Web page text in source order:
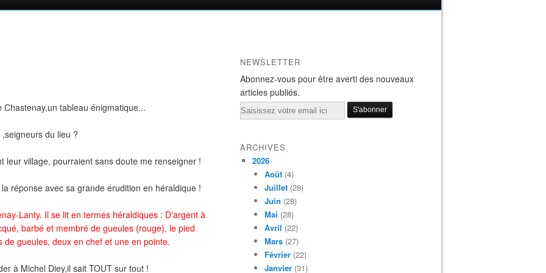
tableau énigmatique...
du lieu ?
leur village, pourraient sans doute me renseigner !
réponse avec sa grande érudition en héraldique !
Lanty. Il se lit en termes héraldiques : D'argent à
barbé et membré de gueules (rouge), le pied
gueules, deux en chef et une en pointe.
à Michel Diey,il sait TOUT sur tout !
NEWSLETTER
Abonnez-vous pour être averti des nouveaux
articles publiés.
Email
ARCHIVES
2026
Août (4)
Juillet (28)
Juin (28)
Mai (28)
Avril (22)
Mars (27)
Février (22)
Janvier (31)